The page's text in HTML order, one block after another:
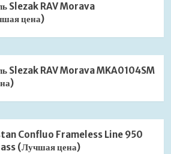
Slezak RAV Morava
цена)
Slezak RAV Morava MKA0104SM
Confluo Frameless Line 950
(Лучшая цена)